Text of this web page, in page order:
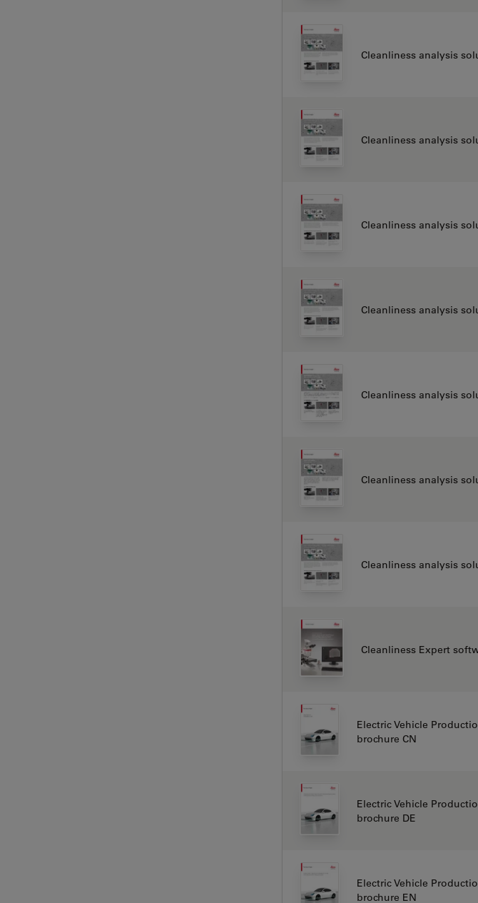
Cleanliness analysis
Cleanliness analysis
Cleanliness analysis
Cleanliness analysis
Cleanliness analysis
Cleanliness analysis
Cleanliness analysis
Cleanliness Expert
Electric Vehicle
brochure CN
Electric Vehicle
brochure DE
Electric Vehicle
brochure EN